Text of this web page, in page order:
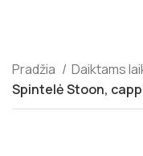
Pradžia Daiktams
Spintelė Stoon,